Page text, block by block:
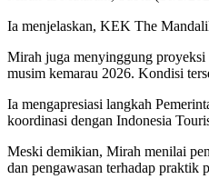
Ia menjelaskan, KEK The
Mirah juga menyinggung
musim kemarau 2026. Kondisi
Ia mengapresiasi langkah
koordinasi dengan Indonesia
Meski demikian, Mirah menilai
dan pengawasan terhadap praktik